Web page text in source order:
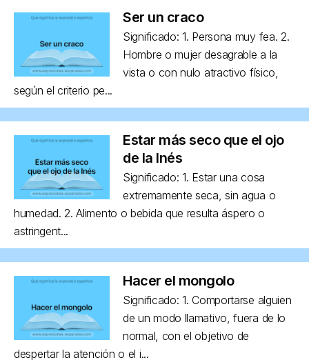
Ser un craco
Significado: 1. Persona muy fea. 2.
Hombre o mujer desagrable a la
vista o con nulo atractivo físico,
según el criterio pe...
Estar más seco que el ojo
de la Inés
Significado: 1. Estar una cosa
extremamente seca, sin agua o
humedad. 2. Alimento o bebida que resulta áspero o
astringent...
Hacer el mongolo
Significado: 1. Comportarse alguien
de un modo llamativo, fuera de lo
normal, con el objetivo de
despertar la atención o el i...